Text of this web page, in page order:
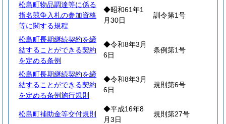
松島町物品調達等に係る
指名競争入札の参加資格
等に関する規程
◆昭和61年1
月30日
訓令第1号
松島町長期継続契約を締
結することができる契約
を定める条例
◆令和8年3月
6日
条例第1号
松島町長期継続契約を締
結することができる契約
を定める条例施行規則
◆令和8年3月
6日
規則第6号
松島町補助金等交付規則
◆平成16年8
月3日
規則第27号